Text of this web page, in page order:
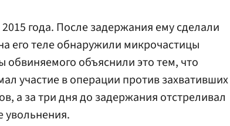
года. После задержания ему сделали
его теле обнаружили микрочастицы
обвиняемого объяснили это тем, что
участие в операции против захвативших
а за три дня до задержания отстреливал
увольнения.